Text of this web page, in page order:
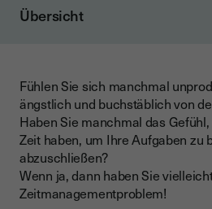
Übersicht
3. Probieren Sie die Pomodoro-
4. Erledigen Sie Routineaufgaben
5. Wenden Sie Monotasking an
Nutzen Sie IT-Tools
Fühlen Sie sich manchmal
ängstlich und buchstäblich von
Haben Sie manchmal das
Zeit haben, um Ihre Aufgaben zu
abzuschließen?
Wenn ja, dann haben Sie
Zeitmanagementproblem!